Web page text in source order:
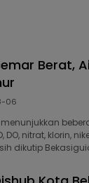
Berat,
06
DO, nitrat, klorin,
dikutip